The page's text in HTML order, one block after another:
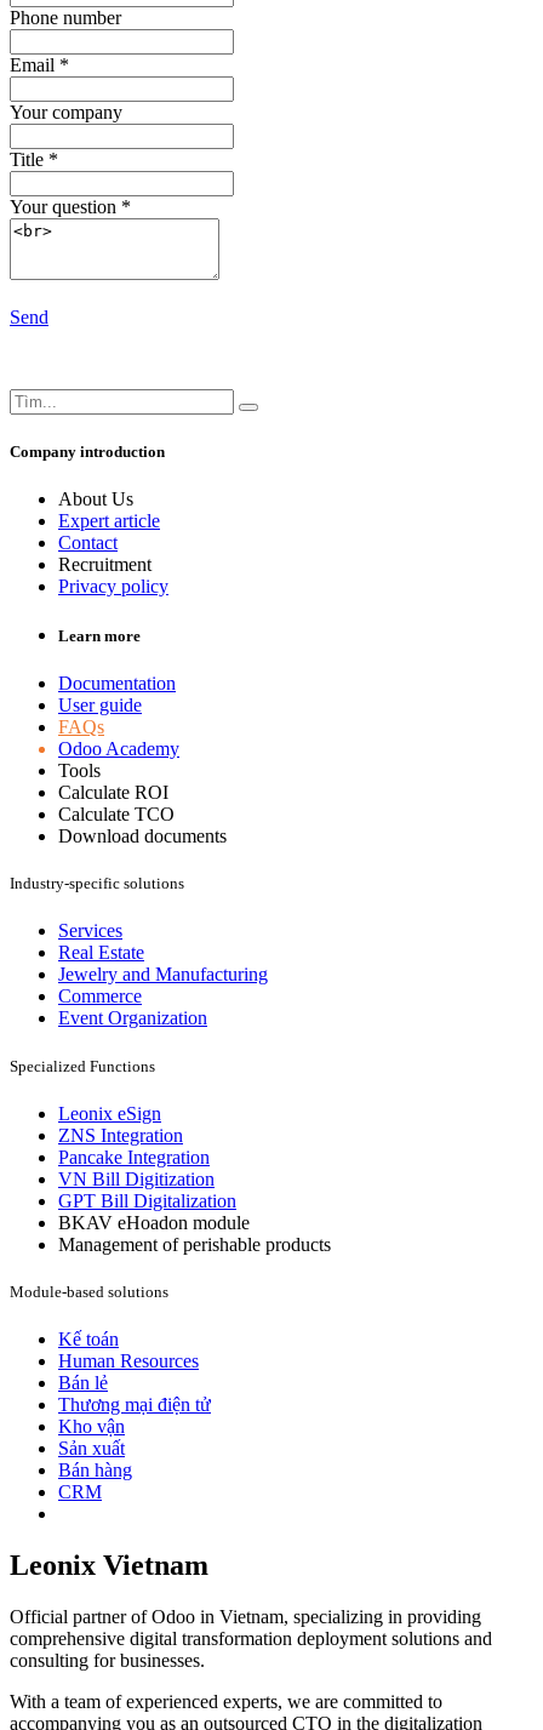
Phone number
Email *
Your company
Title *
Your question *
Send
Company introduction
About Us
Expert article
Contact
Recruitment
Privacy policy
Learn more
Documentation
User guide
FAQs
Odoo Academy
Tools
Calculate ROI
Calculate TCO
Download documents
Industry-specific solutions
Services
Real Estate
Jewelry and Manufacturing
Commerce
Event Organization
Specialized Functions
Leonix eSign
ZNS Integration
Pancake Integration
VN Bill Digitization
GPT Bill Digitalization
BKAV eHoadon module
Management of perishable products
Module-based solutions
Kế toán
Human Resources
Bán lẻ
Thương mại điện tử
Kho vận
Sản xuất
Bán hàng
CRM
Leonix Vietnam
Official partner of Odoo in Vietnam, specializing in providing
comprehensive digital transformation deployment solutions and
consulting for businesses.
With a team of experienced experts, we are committed to
accompanying you as an outsourced CTO in the digitalization